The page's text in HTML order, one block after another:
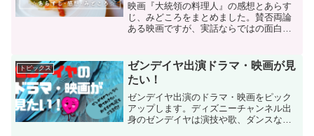
映画『大統領の料理人』の感想とあらす
じ、みどころをまとめました。賛否両論
ある映画ですが、実話ならではの面白さ
トピックス
ゼンデイヤ出演ドラマ・映画が見
たい！
ゼンデイヤ出演のドラマ・映画をピック
アップします。ディズニーチャンネル出
身のゼンデイヤは演技や歌、ダンスなど